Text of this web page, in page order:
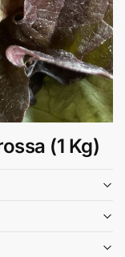
(1 Kg)